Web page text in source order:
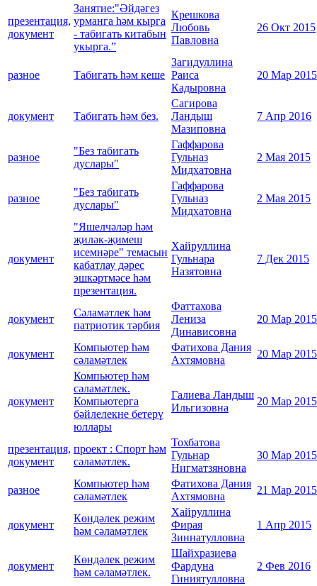
презентация,
документ
Занятие:"Әйдәгез
урманга һәм кырга
- табигать китабын
укырга.”
Крешкова
Любовь
Павловна
26 Окт 2015
разное Табигать һәм кеше
Загидуллина
Раиса
Кадыровна
20 Мар 2015
документ Табигать һәм без.
Сагирова
Ландыш
Мазиповна
7 Апр 2016
разное
"Без табигать
дуслары"
Гаффарова
Гульназ
Мидхатовна
2 Мая 2015
разное
"Без табигать
дуслары"
Гаффарова
Гульназ
Мидхатовна
2 Мая 2015
документ
"Яшелчәләр һәм
җиләк-җимеш
исемнәре" темасын
кабатлау дәрес
эшкәртмәсе һәм
презентация.
Хайруллина
Гульнара
Назятовна
7 Дек 2015
документ
Сәламәтлек һәм
патриотик тәрбия
Фаттахова
Лениза
Динависовна
20 Мар 2015
документ
Компьютер һәм
сәламәтлек
Фатихова Дания
Ахтямовна
20 Мар 2015
документ
Компьютер һәм
сәламәтлек.
Компьютерга
бәйлелекне бетерү
юллары
Галиева Ландыш
Ильгизовна
20 Мар 2015
презентация,
документ
проект : Спорт һәм
сәламәтлек.
Тохбатова
Гульнар
Нигматзяновна
30 Мар 2015
разное
Компьютер һәм
сәламәтлек
Фатихова Дания
Ахтямовна
21 Мар 2015
документ
Көндәлек режим
һәм сәламәтлек
Хайруллина
Фирая
Зиннатулловна
1 Апр 2015
документ
Көндәлек режим
һәм сәламәтлек.
Шайхразиева
Фардуна
Гиниятулловна
2 Фев 2016